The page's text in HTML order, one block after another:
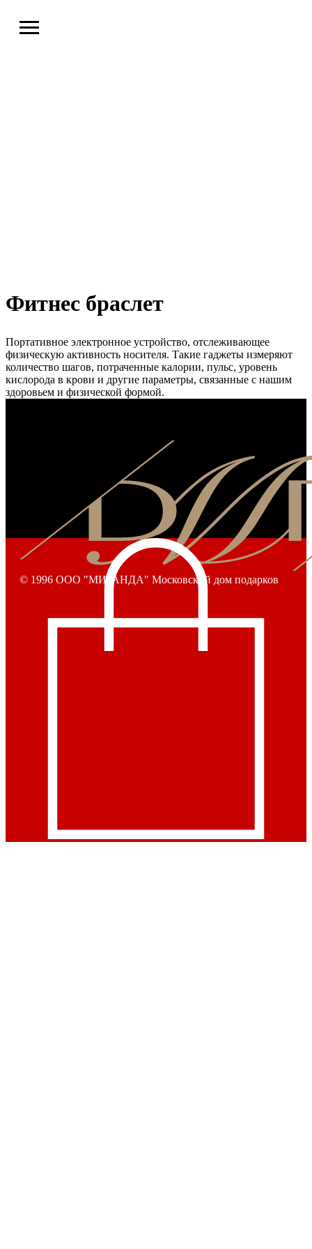
Фитнес браслет
Портативное электронное устройство, отслеживающее
физическую активность носителя. Такие гаджеты измеряют
количество шагов, потраченные калории, пульс, уровень
кислорода в крови и другие параметры, связанные с нашим
здоровьем и физической формой.
© 1996 ООО "МИРАНДА" Московский дом подарков